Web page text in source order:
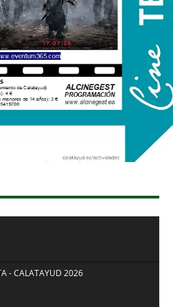
- CALATAYUD 2026